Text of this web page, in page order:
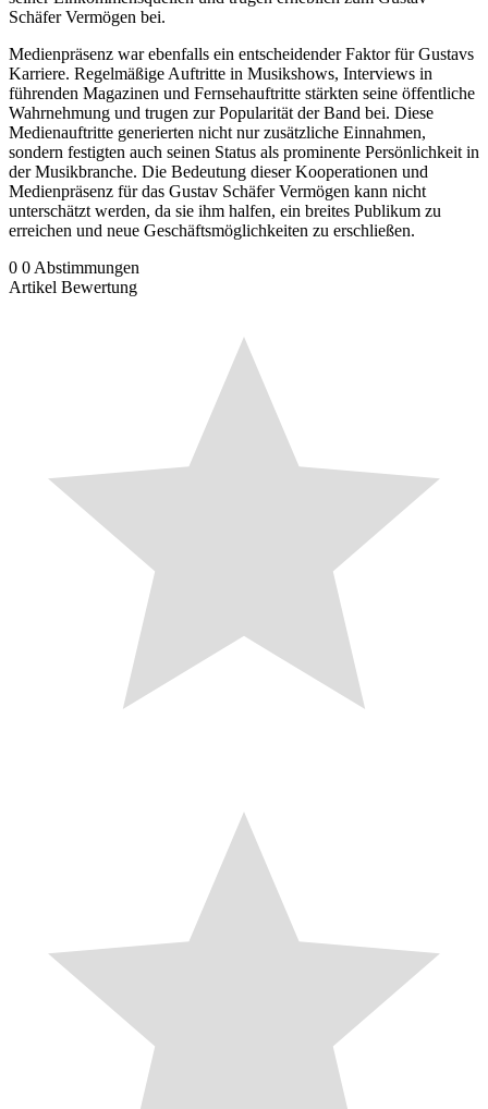
Schäfer Vermögen bei.
Medienpräsenz war ebenfalls ein entscheidender Faktor für Gustavs
Karriere. Regelmäßige Auftritte in Musikshows, Interviews in
führenden Magazinen und Fernsehauftritte stärkten seine öffentliche
Wahrnehmung und trugen zur Popularität der Band bei. Diese
Medienauftritte generierten nicht nur zusätzliche Einnahmen,
sondern festigten auch seinen Status als prominente Persönlichkeit in
der Musikbranche. Die Bedeutung dieser Kooperationen und
Medienpräsenz für das Gustav Schäfer Vermögen kann nicht
unterschätzt werden, da sie ihm halfen, ein breites Publikum zu
erreichen und neue Geschäftsmöglichkeiten zu erschließen.
0 0 Abstimmungen
Artikel Bewertung